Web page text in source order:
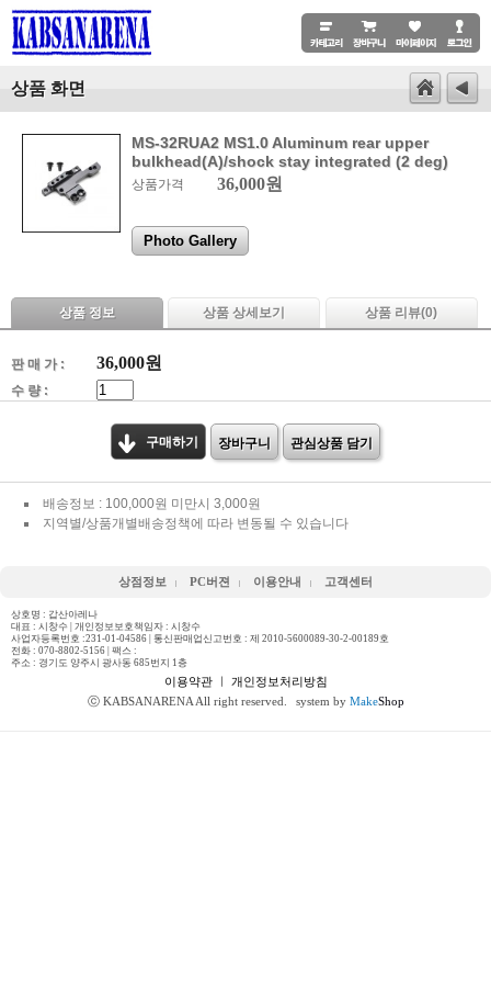
상품 화면
MS-32RUA2 MS1.0 Aluminum rear upper
bulkhead(A)/shock stay integrated (2 deg)
상품가격 36,000원
Photo Gallery
상품 정보 상품 상세보기 상품 리뷰(0)
판 매 가 : 36,000원
수 량 :
구매하기 장바구니 관심상품 담기
배송정보 : 100,000원 미만시 3,000원
지역별/상품개별배송정책에 따라 변동될 수 있습니다
상점정보 PC버젼 이용안내 고객센터
상호명 : 갑산아레나
대표 : 시창수 | 개인정보보호책임자 : 시창수
사업자등록번호 :231-01-04586 | 통신판매업신고번호 : 제 2010-5600089-30-2-00189호
전화 : 070-8802-5156 | 팩스 :
주소 : 경기도 양주시 광사동 685번지 1층
이용약관ㅣ 개인정보처리방침
ⓒ KABSANARENA All right reserved.
system by MakeShop